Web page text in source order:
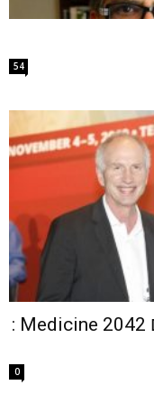
54
כנס רפואת העתיד הגדול בעולם Medicine 2042 :
0